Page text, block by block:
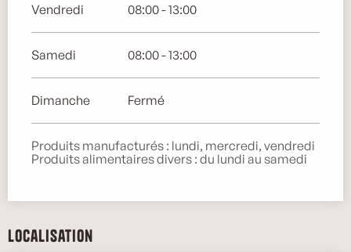
Vendredi 08:00 - 13:00
Samedi 08:00 - 13:00
Dimanche Fermé
Produits manufacturés : lundi, mercredi, vendredi
Produits alimentaires divers : du lundi au samedi
Localisation